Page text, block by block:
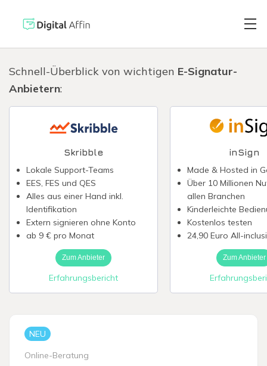
PRAXISORIENTIERTER
SOFTWARE-BLOG
Digitale
Virtuelle
Schnell-Überblick von wichtigen E-Signatur-
Anbietern:
Skribble
Lokale Support-Teams
EES, FES und QES
Alles aus einer Hand inkl.
Identifikation
Extern signieren ohne Konto
ab 9 € pro Monat
Zum Anbieter
Erfahrungsbericht
inSign
Made & Hosted in
Über 10 Millionen
allen Branchen
Kinderleichte
Kostenlos testen
24,90 Euro All-
Zum Anbieter
NEU
Online-Beratung